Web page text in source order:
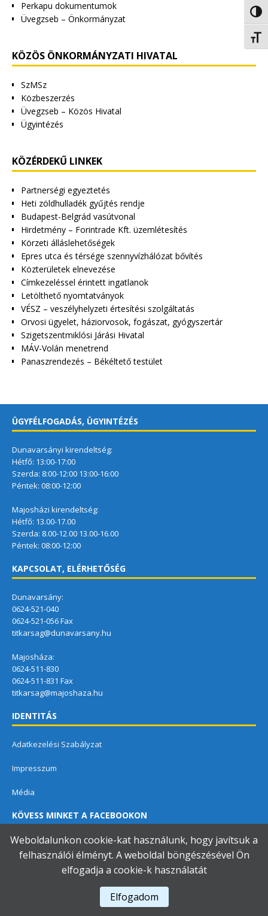
Perkapu dokumentumok
Üvegzseb – Önkormányzat
KÖZÖS ÖNKORMÁNYZATI HIVATAL
SzMSz
Közbeszerzés
Üvegzseb – Közös Hivatal
Ügyintézés
KÖZÉRDEKŰ LINKEK
Partnerségi egyeztetés
Heti zöldhulladék gyűjtés rendje
Budapest-Belgrád vasútvonal
Hirdetmény – Forintrade Kft. üzemlétesítés
Körzeti álláslehetőségek
Epres utca és térsége szennyvízhálózat bővítés
Közterületek elnevezése
Címkezeléssel érintett ingatlanok
Letölthető nyomtatványok
VÉSZ – veszélyhelyzeti értesítési szolgáltatás
Orvosi ügyelet, háziorvosok, fogászat, gyógyszertár
Szigetszentmiklósi Járási Hivatal
MÁV-Volán menetrend
Panaszrendezés – Békéltető testület
ÜGYFÉLFOGADÁS, ÜGYINTÉZÉS
Dunavarsányi kirendeltség:
Hétfő: 13:00-17:00
Szerda: 8:00-12:00 13:00-16:00
Péntek: 08:00-12:00
Majosházi kirendeltség:
Hétfő: 13.00-17.00
Szerda: 8.00-12.00 13.00-16.00
Péntek: 08:00-12:00
KAPCSOLAT, ELÉRHETŐSÉG
Dunavarsány:
0624-521-040
0624-521-056 Fax
titkarsag@dunavarsany.hu
Majosháza:
0624-511-830
0624-511-831 Fax
titkarsag@majoshaza.hu
IDENTITÁS
Adatkezelési Szabályzat
Impresszum
Média
KÖVESS MINKET A FACEBOOKON
Dunavarsányi Közös Önkormányzati Hivatal
Weboldalunkon cookie-kat használunk, hogy javítsuk a
felhasználói élményt. A weboldal böngészésével Ön
elfogadja a cookie-k használatát
Elfogadom